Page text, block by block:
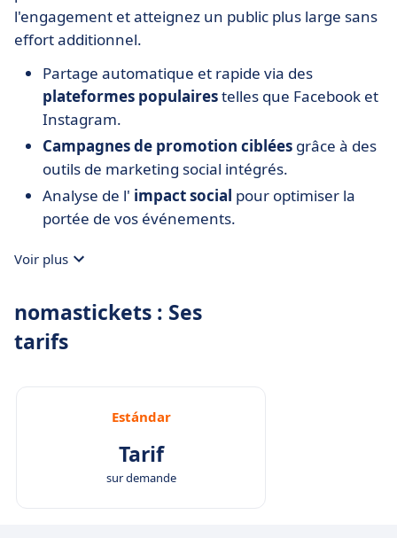
l'engagement et atteignez un public plus large sans
effort additionnel.
Partage automatique et rapide via des
plateformes populairestelles que Facebook et
Instagram.
Campagnes de promotion ciblées grâce à des
outils de marketing social intégrés.
Analyse de l' impact social pour optimiser la
portée de vos événements.
Voir plus
nomastickets : Ses
tarifs
Estándar
Tarif
sur demande